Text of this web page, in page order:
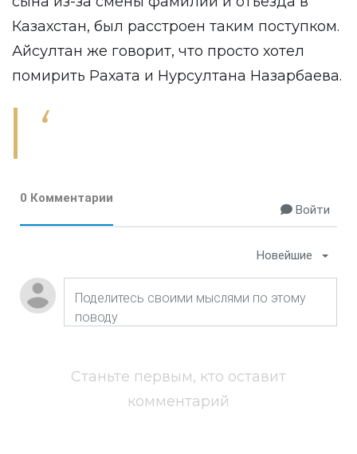
Казахстан, был расстроен таким поступком.
Айсултан же говорит, что просто хотел
помирить Рахата и Нурсултана Назарбаева.
0 Комментарии
Войти
Новейшие
Станьте первым, кто оставит
комментарий